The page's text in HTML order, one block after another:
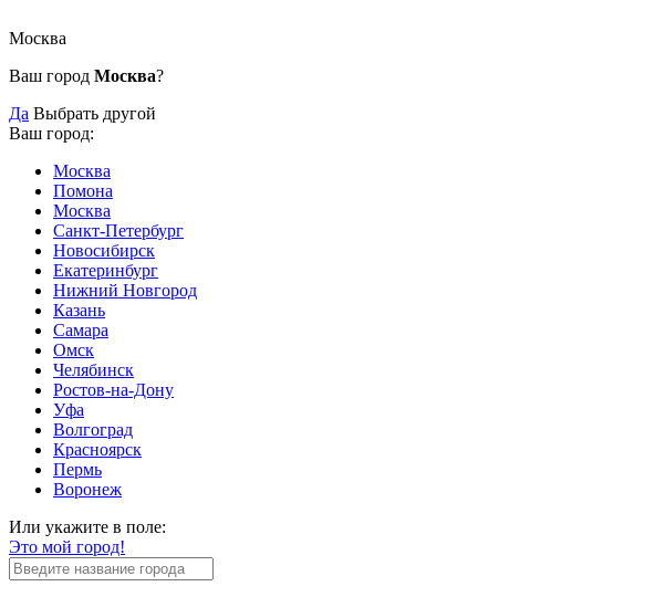
Москва
Ваш город Москва?
Да Выбрать другой
Ваш город:
Москва
Помона
Москва
Санкт-Петербург
Новосибирск
Екатеринбург
Нижний Новгород
Казань
Самара
Омск
Челябинск
Ростов-на-Дону
Уфа
Волгоград
Красноярск
Пермь
Воронеж
Или укажите в поле:
Это мой город!